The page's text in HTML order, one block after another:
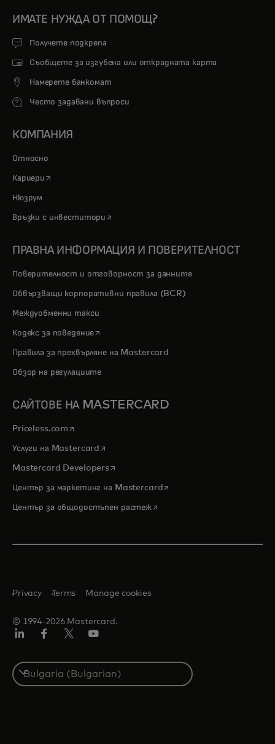
ИМАТЕ НУЖДА ОТ ПОМОЩ?
Получете подкрепа
Съобщете за изгубена или открадната карта
Намерете банкомат
Често задавани въпроси
КОМПАНИЯ
Относно
Кариери opens in a new tab
Нюзрум
Връзки с инвеститори opens in a new tab
ПРАВНА ИНФОРМАЦИЯ И ПОВЕРИТЕЛНОСТ
Поверителност и отговорност за данните
Обвързващи корпоративни правила (BCR)
Междуобменни такси
Кодекс за поведениеopens in a new tab
Правила за прехвърляне на Mastercard
Обзор на регулациите
САЙТОВЕ НА MASTERCARD
Priceless.com opens in a new tab
Услуги на Mastercard opens in a new tab
Mastercard Developersopens in a new tab
Център за маркетинг на Mastercardopens in a new tab
Център за общодостъпен растежopens in a new tab
© 1994-2026 Mastercard.
Privacy Terms Manage cookies
Select
a
country